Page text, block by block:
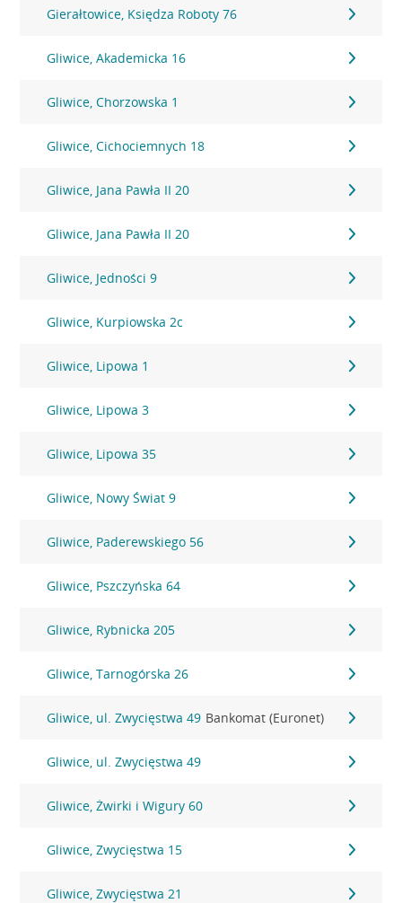
Gierałtowice, Księdza Roboty 76
Gliwice, Akademicka 16
Gliwice, Chorzowska 1
Gliwice, Cichociemnych 18
Gliwice, Jana Pawła II 20
Gliwice, Jana Pawła II 20
Gliwice, Jedności 9
Gliwice, Kurpiowska 2c
Gliwice, Lipowa 1
Gliwice, Lipowa 3
Gliwice, Lipowa 35
Gliwice, Nowy Świat 9
Gliwice, Paderewskiego 56
Gliwice, Pszczyńska 64
Gliwice, Rybnicka 205
Gliwice, Tarnogórska 26
Gliwice, ul. Zwycięstwa 49 Bankomat (Euronet)
Gliwice, ul. Zwycięstwa 49
Gliwice, Żwirki i Wigury 60
Gliwice, Zwycięstwa 15
Gliwice, Zwycięstwa 21